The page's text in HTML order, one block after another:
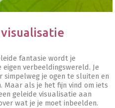
fantasie wordt je
eigen verbeeldingswereld. Je
simpelweg je ogen te sluiten en
als je het fijn vind om iets
geleide visualisatie aan
wat je je moet inbeelden.